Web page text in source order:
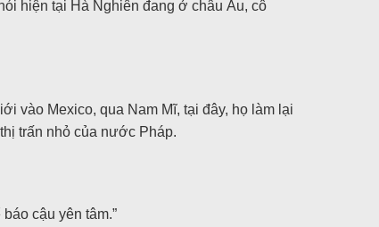
hiện tại Hà Nghiên đang ở châu Âu, cô
vào Mexico, qua Nam Mĩ, tại đây, họ làm lại
trấn nhỏ của nước Pháp.
cậu yên tâm.”